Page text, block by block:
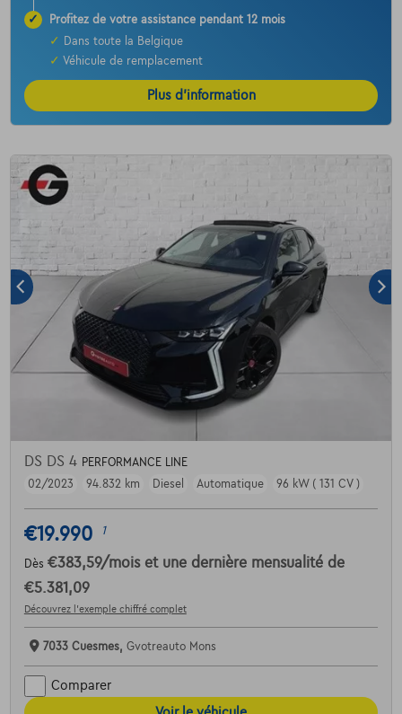
✓
Profitez de votre assistance pendant 12 mois
✓
Dans toute la Belgique
✓ Véhicule de remplacement
Plus d’information
DS DS 4 PERFORMANCE LINE
02/2023
94.832 km Diesel Automatique 96 kW ( 131 CV )
€19.990 1
Dès €383,59/mois et une dernière mensualité de
€5.381,09
Découvrez l’exemple chiffré complet
7033 Cuesmes, Gvotreauto Mons
Comparer